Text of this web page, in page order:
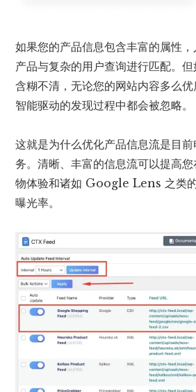
如果您的产品信息包含丰富的属性
产品与复杂的用户查询进行匹配。
含糊不清，无论您的网站内容多么
智能驱动的发现过程中都会被忽略。
这就是为什么优化产品信息流是目
务。清晰、丰富的信息流可以提高
物体验和诸如 Google Lens 之类
曝光率。